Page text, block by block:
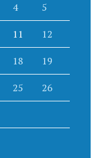
4 5
11 12
18 19
25 26